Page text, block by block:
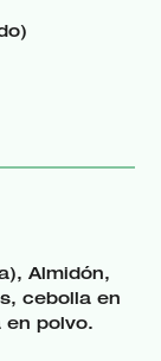
Almidón,
cebolla en
en polvo.